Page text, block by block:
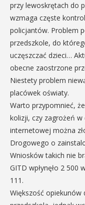
przy lewoskrętach do
wzmaga częste
policjantów. Problem
przedszkole, do
uczęszczać dzieci…
obecne zaostrzone
Niestety problem
placówek oświaty.
Warto przypomnieć,
kolizji, czy zagrożeń
internetowej można
Drogowego o
Wniosków takich nie
GITD wpłynęło 2 500
111.
Większość opiekunów